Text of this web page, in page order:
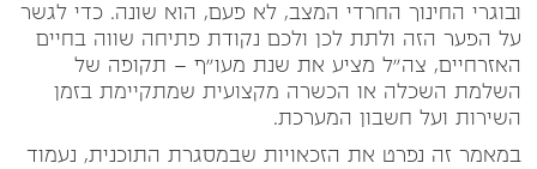
ובוגרי החינוך החרדי המצב, לא פעם, הוא שונה. כדי לגשר
על הפער הזה ולתת לכן ולכם נקודת פתיחה שווה בחיים
האזרחיים, צה"ל מציע את שנת מעו"ף – תקופה של
השלמת השכלה או הכשרה מקצועית שמתקיימת בזמן
השירות ועל חשבון המערכת.
במאמר זה נפרט את הזכאויות שבמסגרת התוכנית, נעמוד